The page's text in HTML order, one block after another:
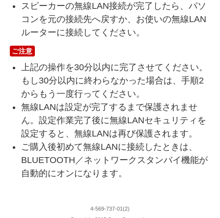
スピーカーの無線LAN接続が完了したら、パソ
コンを元の接続先へ戻すか、お使いの無線LAN
ルーターに接続してください。
ご注意
上記の操作を30分以内に完了させてください。
もし30分以内に終わらなかった場合は、手順2
からもう一度行ってください。
無線LANは設定が完了するまで保護されませ
ん。設定作業完了後に無線LANセキュリティを
設定すると、無線LANは再び保護されます。
ご購入後初めて無線LANに接続したときは、
BLUETOOTH／ネットワークスタンバイ機能が
自動的にオンになります。
4-569-737-01(2)